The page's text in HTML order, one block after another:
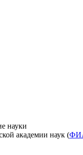
науки
академии наук (